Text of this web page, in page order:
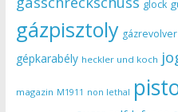
glock
gázpisztoly gázrevolver
gépkarabély heckler und koch
magazin M1911 non lethal